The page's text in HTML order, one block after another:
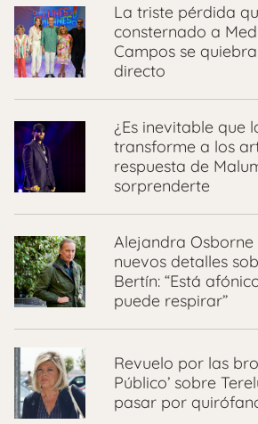
La triste pérdida
consternado a
Campos se
directo
¿Es inevitable que
transforme a los
respuesta de
sorprenderte
Alejandra
nuevos detalles
Bertín: “Está
puede respirar”
Revuelo por las
Público’ sobre
pasar por